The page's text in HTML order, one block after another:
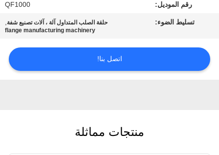
مراقبة
اتصل
رقم الموديل: QF1000
تسليط الضوء: حلقة الصلب المتداول آلة ، آلات تصنيع شفة,
flange manufacturing machinery
اتصل بنا!
منتجات مماثلة